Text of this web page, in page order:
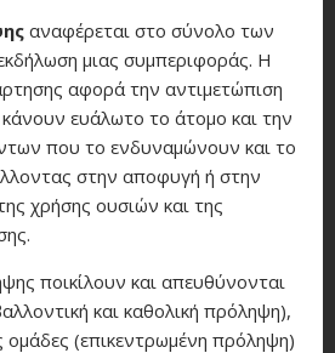
αναφέρεται στο σύνολο των
μιας συμπεριφοράς. Η
αφορά την αντιμετώπιση
ευάλωτο το άτομο και την
που το ενδυναμώνουν και το
στην αποφυγή ή στην
χρήσης ουσιών και της
ποικίλουν και απευθύνονται
και καθολική πρόληψη),
ομάδες (επικεντρωμένη πρόληψη)